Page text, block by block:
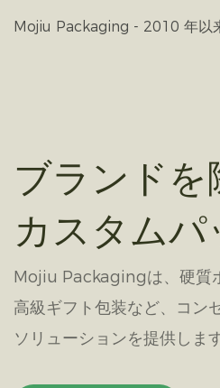
Mojiu Packaging - 2010 年以
ブランド
カスタムパ
Mojiu Packagingは、硬質
高級ギフト包装など、コン
ソリューションを提供します